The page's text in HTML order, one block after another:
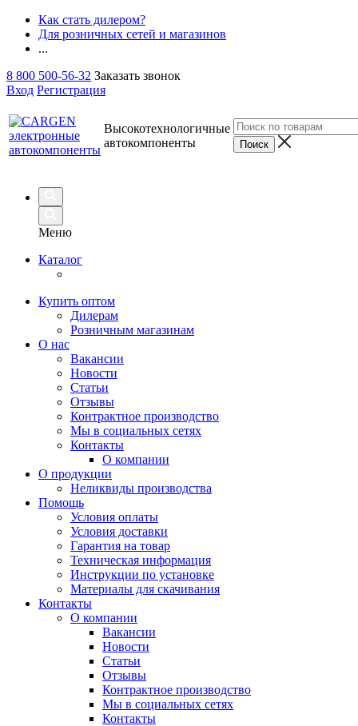
Как стать дилером?
Для розничных сетей и магазинов
...
8 800 500-56-32 Заказать звонок
Вход Регистрация
Высокотехнологичные
автокомпоненты
Меню
Каталог
Купить оптом
Дилерам
Розничным магазинам
О нас
Вакансии
Новости
Статьи
Отзывы
Контрактное производство
Мы в социальных сетях
Контакты
О компании
О продукции
Неликвиды производства
Помощь
Условия оплаты
Условия доставки
Гарантия на товар
Техническая информация
Инструкции по установке
Материалы для скачивания
Контакты
О компании
Вакансии
Новости
Статьи
Отзывы
Контрактное производство
Мы в социальных сетях
Контакты